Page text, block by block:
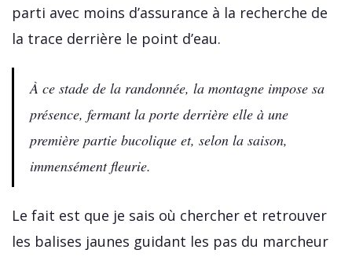
parti avec moins d’assurance à la recherche de
la trace derrière le point d’eau.
À ce stade de la randonnée, la montagne impose sa
présence, fermant la porte derrière elle à une
première partie bucolique et, selon la saison,
immensément fleurie.
Le fait est que je sais où chercher et retrouver
les balises jaunes guidant les pas du marcheur